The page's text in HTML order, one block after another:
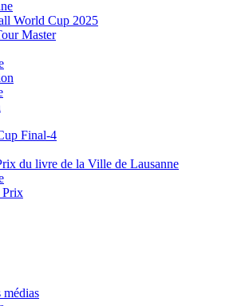
World Cup 2025
Master
Final-4
du livre de la Ville de Lausanne
Prix
médias